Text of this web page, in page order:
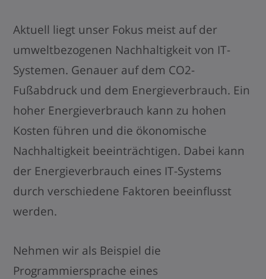
Aktuell liegt unser Fokus meist auf der
umweltbezogenen Nachhaltigkeit von IT-
Systemen. Genauer auf dem CO2-
Fußabdruck und dem Energieverbrauch. Ein
hoher Energieverbrauch kann zu hohen
Kosten führen und die ökonomische
Nachhaltigkeit beeinträchtigen. Dabei kann
der Energieverbrauch eines IT-Systems
durch verschiedene Faktoren beeinflusst
werden.
Nehmen wir als Beispiel die
Programmiersprache eines